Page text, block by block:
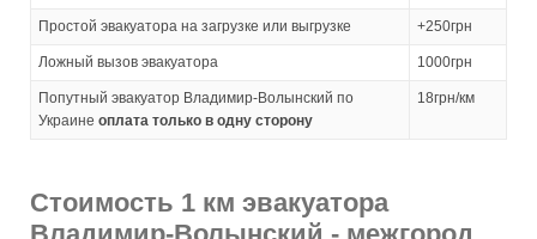
Простой эвакуатора на загрузке или выгрузке +250грн
Ложный вызов эвакуатора 1000грн
Попутный эвакуатор Владимир-Волынский по
Украине оплата только в одну сторону
18грн/км
Стоимость 1 км эвакуатора